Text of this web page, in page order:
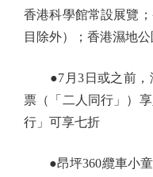
香港科學館常設展覽
目除外）；香港濕地公
●7月3日或之前，
票（「二人同行」）
行」可享七折
●昂坪360纜車小童